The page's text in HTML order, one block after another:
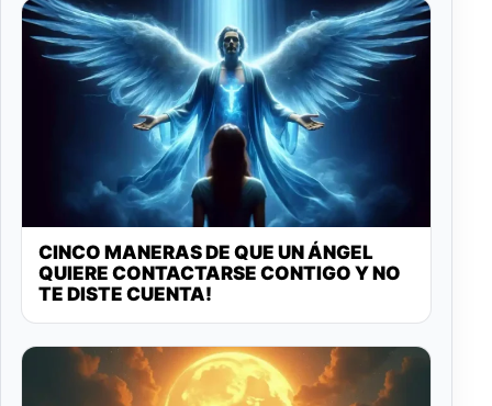
CINCO MANERAS DE QUE UN ÁNGEL
QUIERE CONTACTARSE CONTIGO Y NO
TE DISTE CUENTA!